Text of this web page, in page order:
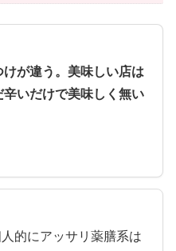
が違う。美味しい店は
いだけで美味しく無い
的にアッサリ薬膳系は